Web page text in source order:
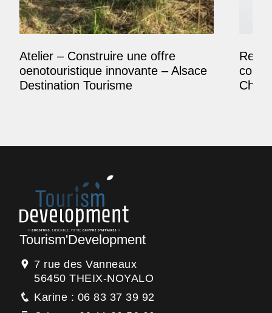
Atelier – Construire une offre
oenotouristique innovante – Alsace
Destination Tourisme
Tourism'Development
7 rue des Vanneaux
56450 THEIX-NOYALO
Karine : 06 83 37 39 92